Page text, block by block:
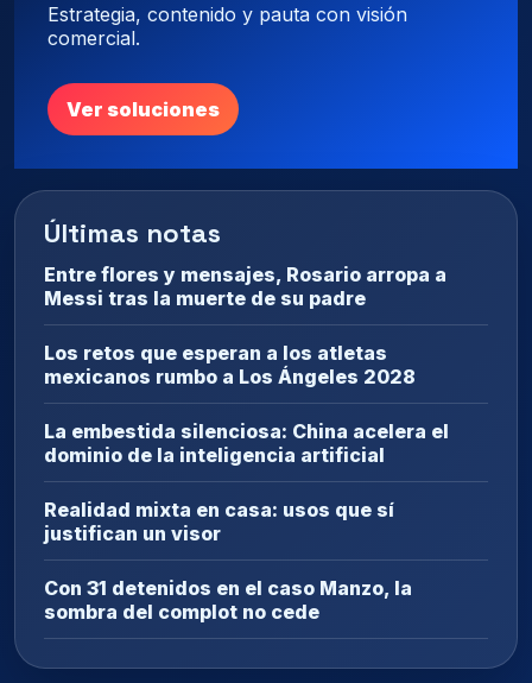
Estrategia, contenido y pauta con visión
comercial.
Ver soluciones
Últimas notas
Entre flores y mensajes, Rosario arropa a
Messi tras la muerte de su padre
Los retos que esperan a los atletas
mexicanos rumbo a Los Ángeles 2028
La embestida silenciosa: China acelera el
dominio de la inteligencia artificial
Realidad mixta en casa: usos que sí
justifican un visor
Con 31 detenidos en el caso Manzo, la
sombra del complot no cede